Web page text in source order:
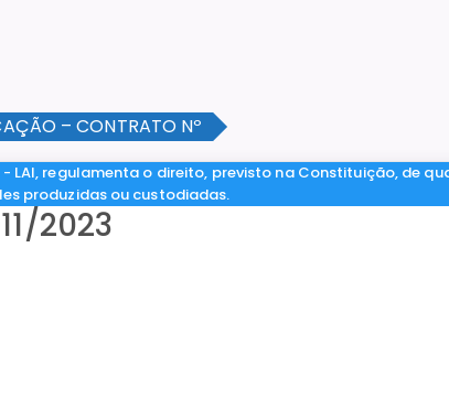
– CONTRATO Nº
- LAI, regulamenta o direito, previsto na Constituição, de
produzidas ou custodiadas.
2023